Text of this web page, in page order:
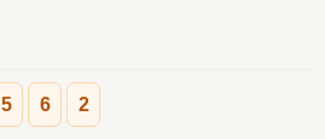
5 6 2